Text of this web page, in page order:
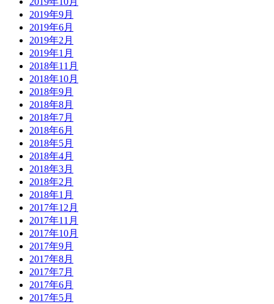
2019年9月
2019年6月
2019年2月
2019年1月
2018年11月
2018年10月
2018年9月
2018年8月
2018年7月
2018年6月
2018年5月
2018年4月
2018年3月
2018年2月
2018年1月
2017年12月
2017年11月
2017年10月
2017年9月
2017年8月
2017年7月
2017年6月
2017年5月